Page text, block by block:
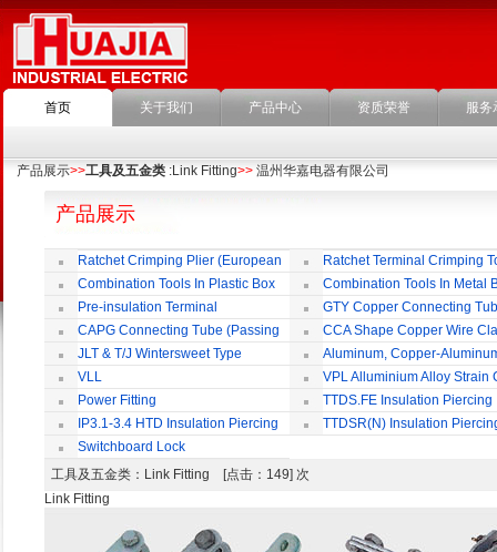
首页 关于我们 产品中心 资质荣誉 服务
产品展示>>工具及五金类 :Link Fitting>> 温州华嘉电器有限公司
产品展示
Ratchet Crimping Plier (European
Style)
Ratchet Terminal Crimping
Combination Tools In Plastic Box
Combination Tools In Metal
Pre-insulation Terminal
GTY Copper Connecting
CAPG Connecting Tube (Passing
Through)
CCA Shape Copper Wire
JLT & T/J Wintersweet Type
Copper Jointing Clamp
Aluminum, Copper-
Jointing Clamp
VLL
VPL Alluminium Alloy Strain
Insulating Cover
Power Fitting
TTDS.FE Insulation Piercing
Connector
IP3.1-3.4 HTD Insulation Piercing
Connector
TTDSR(N) Insulation
Switchboard Lock
工具及五金类 ：Link Fitting [点击：149] 次
Link Fitting